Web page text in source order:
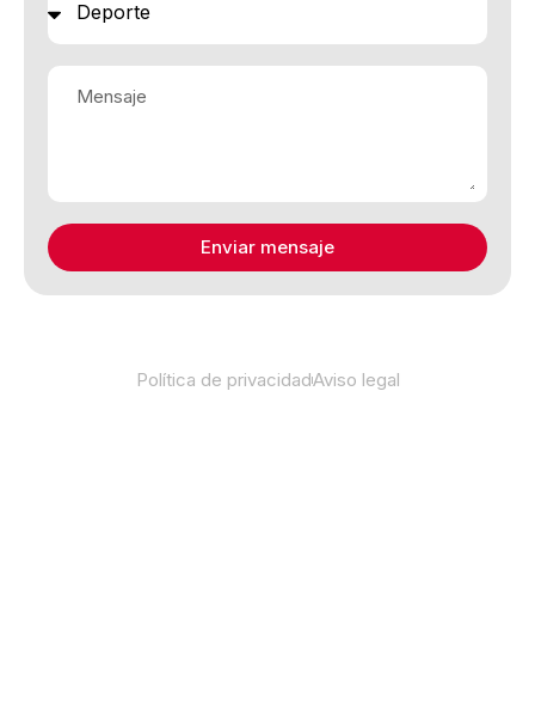
Enviar mensaje
Política de privacidadAviso legal